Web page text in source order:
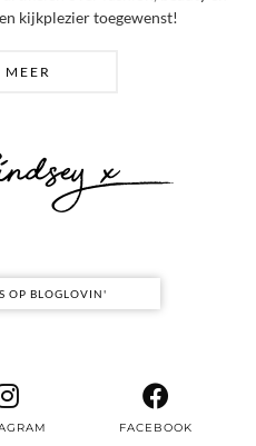
kijkplezier toegewenst!
MEER
OP BLOGLOVIN'
FACEBOOK